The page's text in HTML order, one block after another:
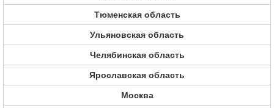
Тюменская область
Ульяновская область
Челябинская область
Ярославская область
Москва